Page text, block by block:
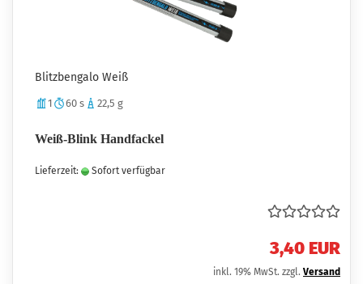
Blitzbengalo Weiß
1 60 s 22,5 g
Weiß-Blink Handfackel
Lieferzeit: Sofort verfügbar
3,40 EUR
inkl. 19% MwSt. zzgl. Versand